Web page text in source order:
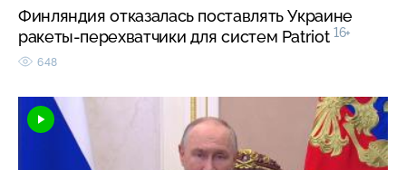
Финляндия отказалась поставлять Украине
ракеты-перехватчики для систем Patriot 16+
648